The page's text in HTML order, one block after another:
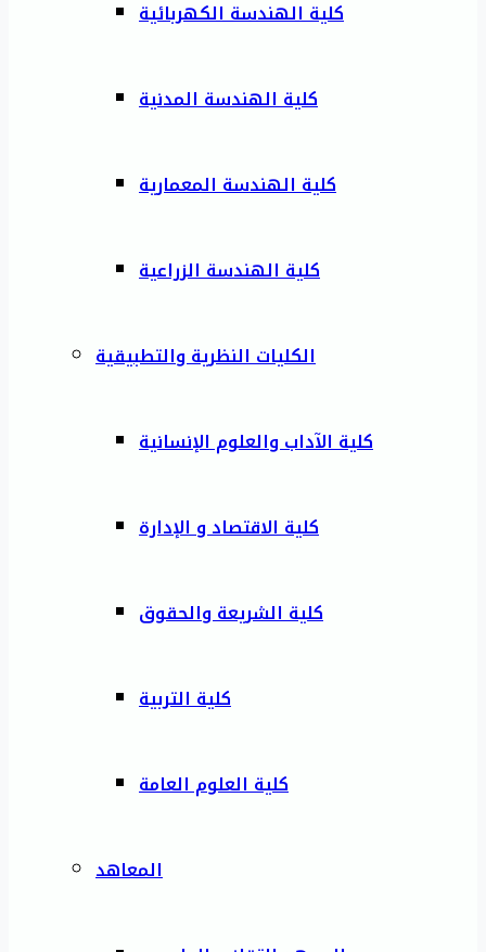
كلية الهندسة الكهربائية
كلية الهندسة المدنية
كلية الهندسة المعمارية
كلية الهندسة الزراعية
الكليات النظرية والتطبيقية
كلية الآداب والعلوم الإنسانية
كلية الاقتصاد و الإدارة
كلية الشريعة والحقوق
كلية التربية
كلية العلوم العامة
المعاهد